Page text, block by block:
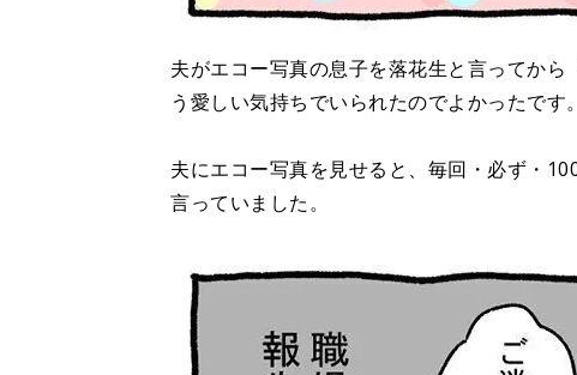
夫がエコー写真の息子を落花生と言ってか
う愛しい気持ちでいられたのでよかったです。
夫にエコー写真を見せると、毎回・必ず・
言っていました。